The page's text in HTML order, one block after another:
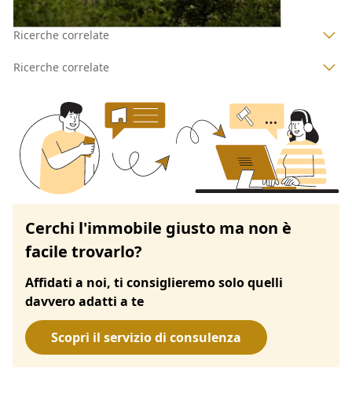
Ricerche correlate
Ricerche correlate
Cerchi l'immobile giusto ma non è
facile trovarlo?
Affidati a noi, ti consiglieremo solo quelli
davvero adatti a te
Scopri il servizio di consulenza